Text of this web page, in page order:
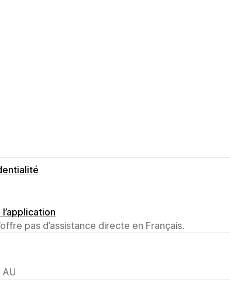
pas d’assistance directe en Français.